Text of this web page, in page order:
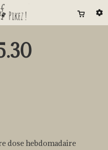
dose hebdomadaire